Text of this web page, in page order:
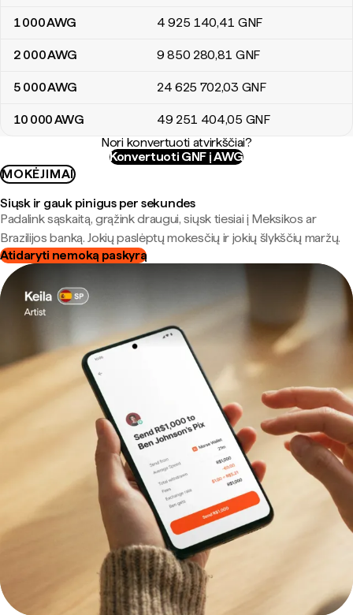
1 000AWG 4 925 140,41 GNF
2 000AWG 9 850 280,81 GNF
5 000AWG 24 625 702,03 GNF
10 000AWG 49 251 404,05 GNF
Nori konvertuoti atvirkščiai?
Konvertuoti GNF į AWG
MOKĖJIMAI
Siųsk ir gauk pinigus per sekundes
Padalink sąskaitą, grąžink draugui, siųsk tiesiai į Meksikos ar
Brazilijos banką. Jokių paslėptų mokesčių ir jokių šlykščių maržų.
Atidaryti nemoką paskyrą